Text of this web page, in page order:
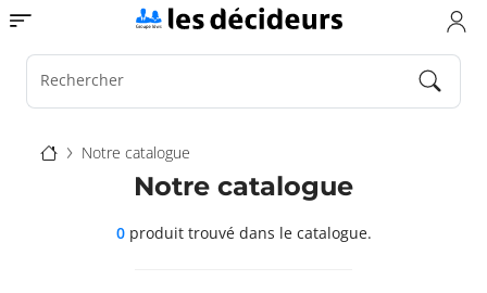
Aller
au
contenu
principal
Toggle navigation
Rechercher
Fil
d'Ariane
Notre catalogue
Notre catalogue
0produit trouvédans le catalogue.